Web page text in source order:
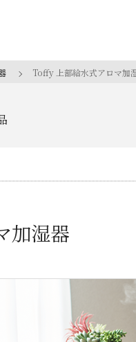
Toffy 上部給水式アロマ加
加湿器